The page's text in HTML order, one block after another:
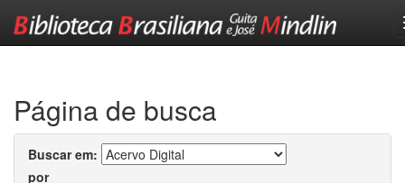
Página de busca
Buscar em:
por